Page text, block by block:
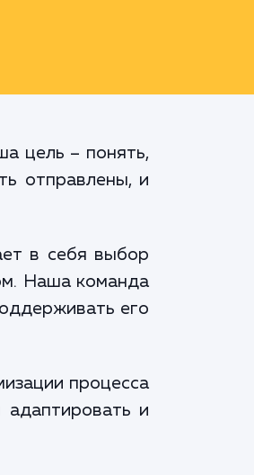
цель – понять,
отправлены, и
в себя выбор
Наша команда
его
процесса
и